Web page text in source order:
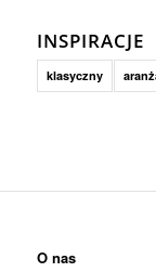
INSPIRACJE
klasyczny
O nas